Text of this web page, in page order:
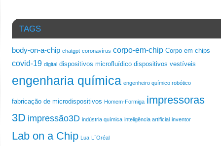
TAGS
body-on-a-chip chatgpt coronavírus corpo-em-chip Corpo em chips
covid-19 digital dispositivos microfluídico dispositivos vestíveis
engenharia química engenheiro químico robótico
fabricação de microdispositivos Homem-Formiga impressoras
3D impressão3D indústria química inteligência artificial inventor
Lab on a Chip Lua L´Oréal